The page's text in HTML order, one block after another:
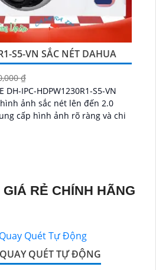
S5-VN SẮC NÉT DAHUA
₫
IPC-HDPW1230R1-S5-VN
ảnh sắc nét lên đến 2.0
cấp hình ảnh rõ ràng và chi
RẺ CHÍNH HÃNG
QUÉT TỰ ĐỘNG